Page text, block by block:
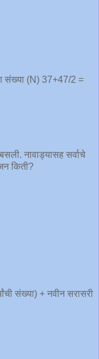
संख्या (N) 37+47/2 =
नावाड्यासह सर्वाचे
किती?
संख्या) + नवीन सरासरी